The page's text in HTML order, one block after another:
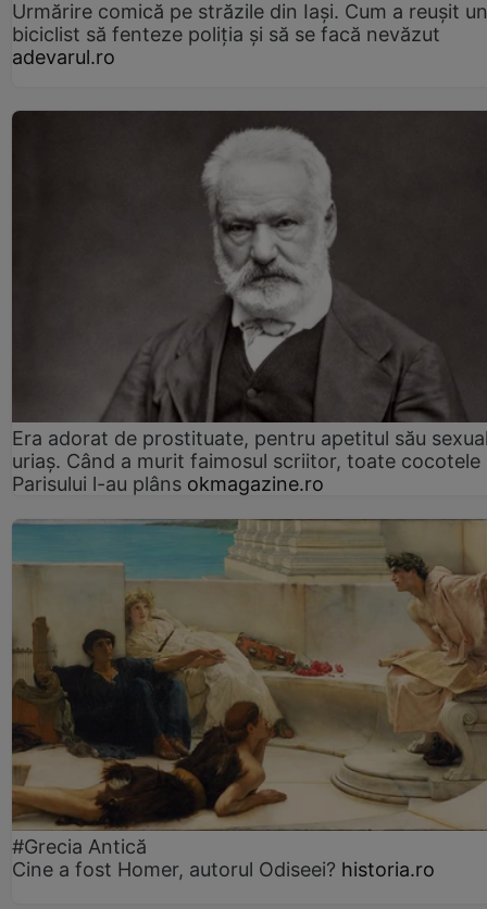
Urmărire comică pe străzile din Iași. Cum a reușit un
biciclist să fenteze poliția și să se facă nevăzut
adevarul.ro
Era adorat de prostituate, pentru apetitul său
uriaș. Când a murit faimosul scriitor, toate cocotele
Parisului l-au plâns okmagazine.ro
#Grecia Antică
Cine a fost Homer, autorul Odiseei? historia.ro